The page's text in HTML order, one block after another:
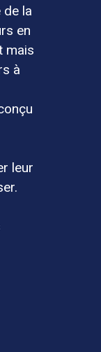
de la
en
mais
à
leur